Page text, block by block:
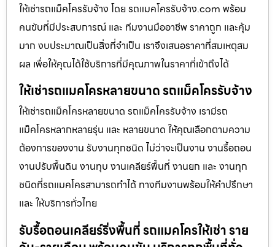
ให้เช่ารถแม็คโครรับจ้าง โดย รถแมคโครรับจ้าง.com พร้อม
คนขับที่มีประสบการณ์ และ ทีมงานมืออาชีพ ราคาถูก และคุ้ม
มาก งบประมาณเป็นสิ่งที่จำเป็น เราจึงเสนอราคาที่สมเหตุสม
ผล เพื่อให้คุณได้ใช้บริการที่มีคุณภาพในราคาที่เข้าถึงได้
ให้เช่ารถแมคโครหลายขนาด รถแม็คโครรับจ้าง
ให้เช่ารถแม็คโครหลายขนาด รถแม็คโครรับจ้าง เรามีรถ
แม็คโครหลากหลายรุ่น และ หลายขนาด ให้คุณเลือกตามความ
ต้องการของงาน รับงานทุกชนิด ไม่ว่าจะเป็นงาน งานรื้อถอน
งานปรับพื้นดิน งานทุบ งานเคลียร์พื้นที่ งานยก และ งานทุก
ชนิดที่รถแมคโครสามารถทำได้ ทางทีมงานพร้อมให้คำปรึกษา
และ ให้บริการทั่วไทย
รับรื้อถอนเคลียร์ริ่งพื้นที่ รถแมคโครให้เช่า ราย